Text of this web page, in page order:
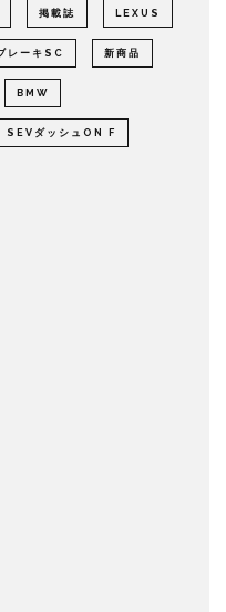
掲載誌 LEXUS
レーキSC 新商品
BMW
SEVダッシュON F